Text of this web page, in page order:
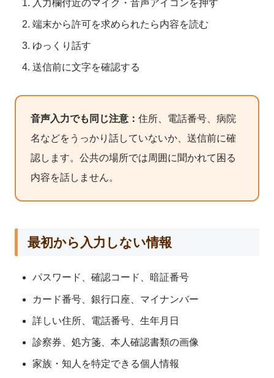
入力欄付近のマイク・音声アイコンを押す
端末から許可を求められたら内容を読む
ゆっくり話す
送信前に文字を確認する
音声入力でも同じ注意： 住所、電話番号、病院
名などをうっかり話していないか、送信前に確
認します。公共の場所では周囲に聞かれて困る
内容を話しません。
最初から入力しない情報
パスワード、確認コード、暗証番号
カード番号、銀行口座、マイナンバー
詳しい住所、電話番号、生年月日
診察券、処方箋、本人確認書類の画像
家族・知人を特定できる個人情報